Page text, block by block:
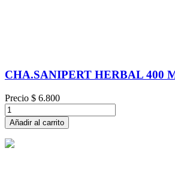
CHA.SANIPERT HERBAL 400
Precio $ 6.800
Añadir al carrito